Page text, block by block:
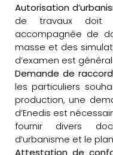
Autorisation
de travaux doit
accompagnée de
masse et des
d’examen est
Demande de
les particuliers
production, une
d’Enedis est
fournir divers
d’urbanisme et le
Attestation de